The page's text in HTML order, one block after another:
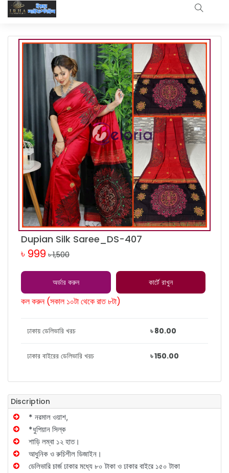
Dupian Silk Saree_DS-407
৳ 999 ৳ 1,500
অর্ডার করুন কার্টে রাখুন
কল করুন (সকাল ১০টা থেকে রাত ৮টা)
ঢাকায় ডেলিভারি খরচ ৳ 80.00
ঢাকার বাইরের ডেলিভারি খরচ ৳ 150.00
Discription
* নরমাল ওয়াশ,
*ধুপিয়ান সিল্ক
শাড়ি লম্বা ১২ হাত।
আধুনিক ও রুচিশীল ডিজাইন।
ডেলিভারি চার্জ ঢাকার মধ্যে ৮০ টাকা ও ঢাকার বাইরে ১৫০ টাকা